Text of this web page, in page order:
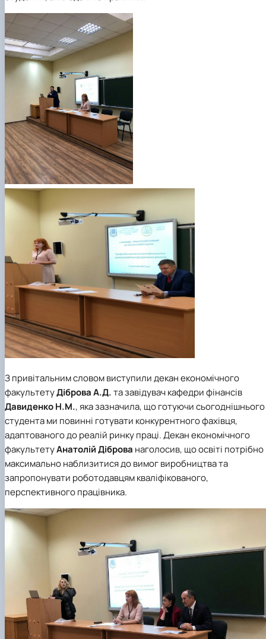
та мереж для забезпечення рівності у …
З привітальним словом виступили декан економічного
факультетуДіброва А.Д.та завідувач кафедри фінансів
Давиденко Н.М., яка зазначила, що готуючи сьогоднішнього
студента ми повинні готувати конкурентного фахівця,
адаптованого до реалій ринку праці. Декан економічного
факультетуАнатолій Діброва наголосив, що освіті потрібно
максимально наблизитися до вимог виробництва та
запропонувати роботодавцям кваліфікованого,
перспективного працівника.